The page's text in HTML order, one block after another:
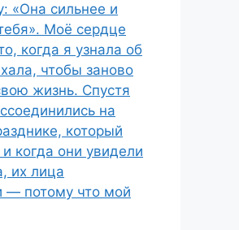
«Она сильнее и
Моё сердце
когда я узнала об
чтобы заново
жизнь. Спустя
на
который
когда они увидели
их лица
— потому что мой